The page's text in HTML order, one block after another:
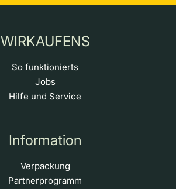
WIRKAUFENS
So funktionierts
Jobs
Hilfe und Service
Information
Verpackung
Partnerprogramm